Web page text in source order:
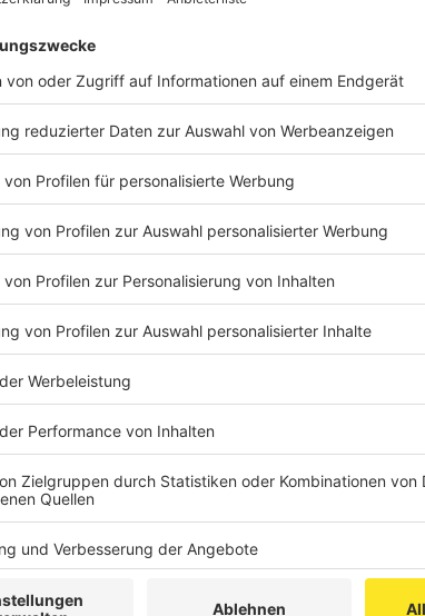
hochsicherheitsrelevant. Sie schützen
unter Umständen die Gesundheit oder
beschreibt der Leiter des Technischen
Unternehmen, Dr.-Ing. Marco Zander, nur
schnell und sehr gut aufgestellt und
ermöglicht aber auch für viele andere
Prozessverarbeitung, beispielsweise beim
die Prozessdaten ausreichend schnell
Walter Zander und sein Sohn Marco
der FH Aachen.“ Regelmäßig betreue
der Aachener Hochschulen.
Der Award „RHEINLAND GENIAL“: Unter
neu. Metropolregion Rheinland“ startet
Mitglieder*innen dieses Jahr den
besondere Innovationen von Unternehmen
Verwaltungen, Personen oder Gruppen in
Umweltinnovationen, Sozialinnovationen
Vielfalt des Innovationsgeschehens in der
einen Beitrag zur Stärkung des
Geschäftsführung der Metropolregion
Die
Ziel, die Region „im nationalen,